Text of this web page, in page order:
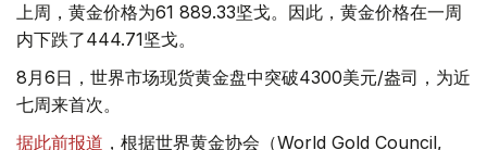
上周，黄金价格为61 889.33坚戈。因此，黄金价格在一周
内下跌了444.71坚戈。
8月6日，世界市场现货黄金盘中突破4300美元/盎司，为近
七周来首次。
据此前报道 ，根据世界黄金协会（World Gold Council,